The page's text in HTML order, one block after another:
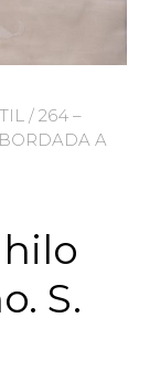
/ 264 –
A
S.